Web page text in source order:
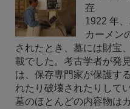
存
1922 年
カーメン
されたとき、墓には財宝
載でした。考古学者が発
は、保存専門家が保護す
れたり破壊されたりして
墓のほとんどの内容物は